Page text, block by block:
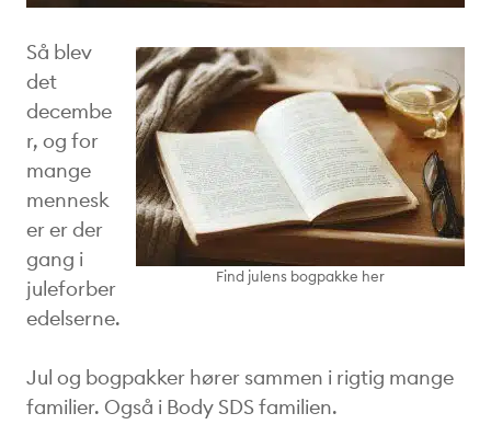
Find julens bogpakke her
Så blev
det
decembe
r, og for
mange
mennesk
er er der
gang i
juleforber
edelserne.
Jul og bogpakker hører sammen i rigtig mange
familier. Også i Body SDS familien.